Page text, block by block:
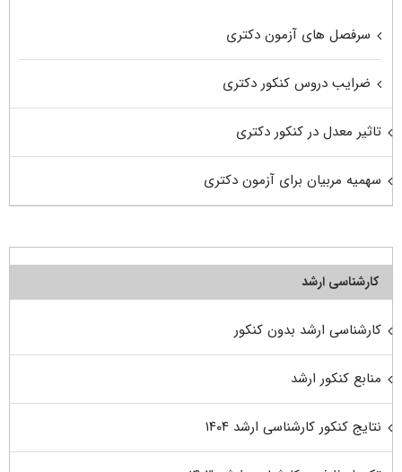
سرفصل های آزمون دکتری
ضرایب دروس کنکور دکتری
تاثیر معدل در کنکور دکتری
سهمیه مربیان برای آزمون دکتری
کارشناسی ارشد
کارشناسی ارشد بدون کنکور
منابع کنکور ارشد
نتایج کنکور کارشناسی ارشد ۱۴۰۴